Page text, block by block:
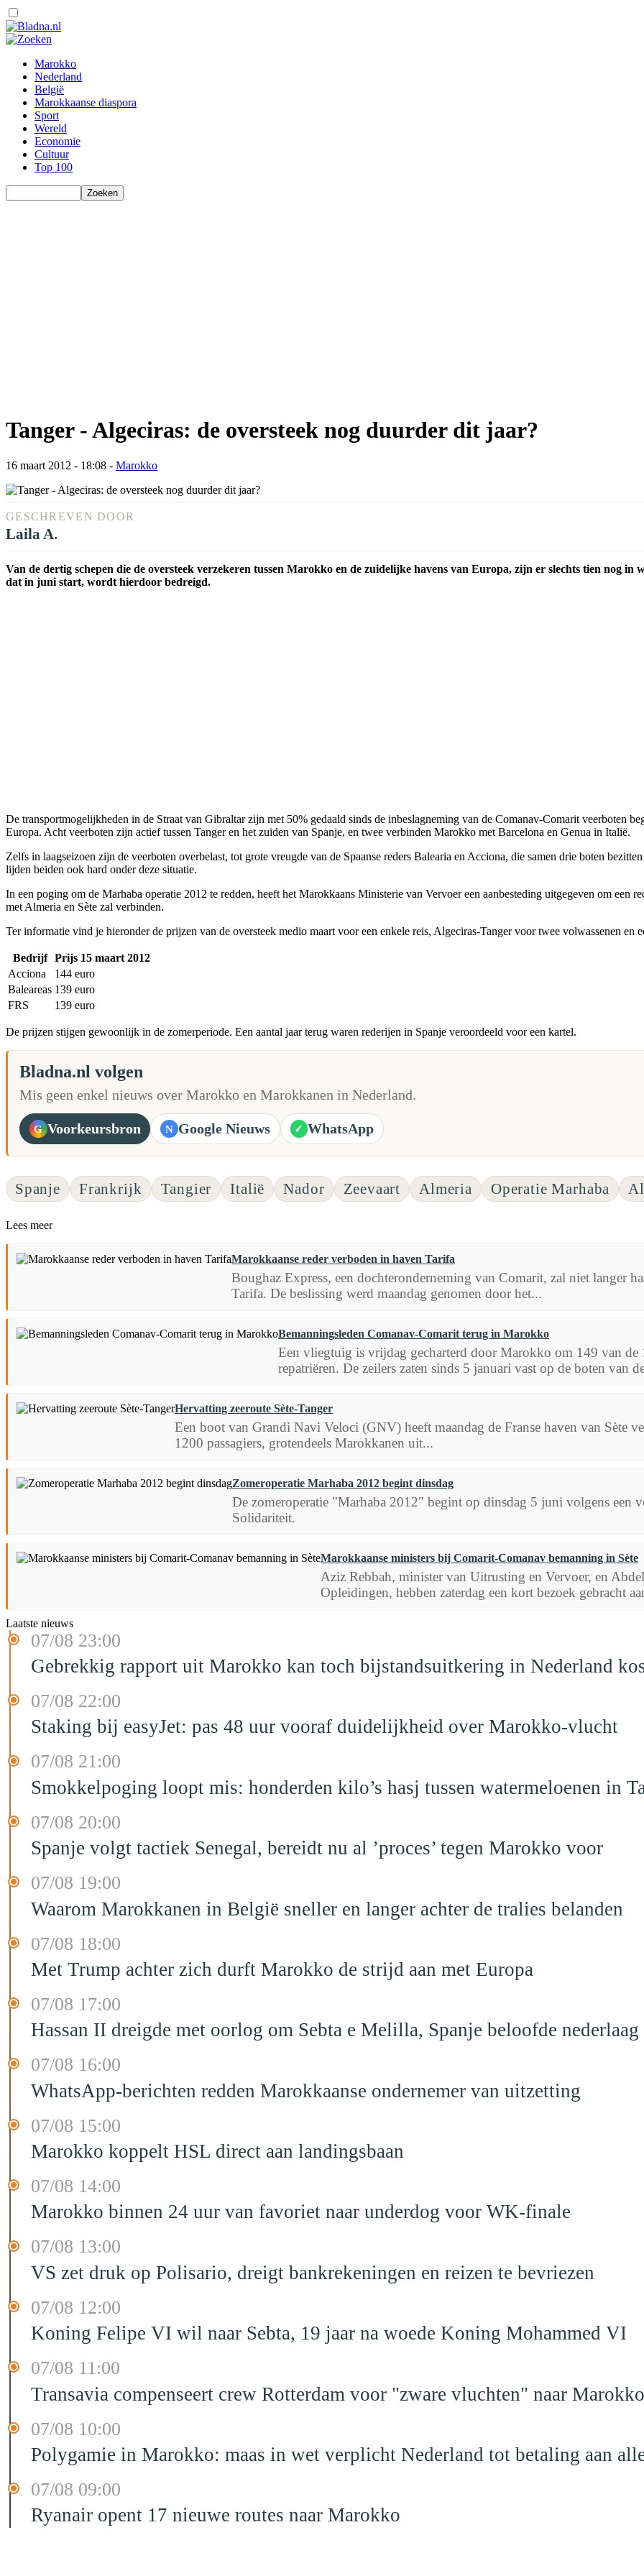
Marokko
Nederland
België
Marokkaanse diaspora
Sport
Wereld
Economie
Cultuur
Top 100
Tanger - Algeciras: de oversteek nog duurder dit jaar?
16 maart 2012 - 18:08 - Marokko
GESCHREVEN DOOR
Laila A.
Van de dertig schepen die de oversteek verzekeren tussen Marokko en de zuidelijke havens van Europa, zijn er slechts tien nog
dat in juni start, wordt hierdoor bedreigd.
De transportmogelijkheden in de Straat van Gibraltar zijn met 50% gedaald sinds de inbeslagneming van de Comanav-Comarit veerboten
Europa. Acht veerboten zijn actief tussen Tanger en het zuiden van Spanje, en twee verbinden Marokko met Barcelona en Genua in Italië.
Zelfs in laagseizoen zijn de veerboten overbelast, tot grote vreugde van de Spaanse reders Balearia en Acciona, die samen drie boten
lijden beiden ook hard onder deze situatie.
In een poging om de Marhaba operatie 2012 te redden, heeft het Marokkaans Ministerie van Vervoer een aanbesteding uitgegeven om een
met Almeria en Sète zal verbinden.
Ter informatie vind je hieronder de prijzen van de oversteek medio maart voor een enkele reis, Algeciras-Tanger voor twee volwassenen en
Bedrijf
Prijs 15 maart 2012
Acciona
144 euro
Baleareas 139 euro
FRS
139 euro
De prijzen stijgen gewoonlijk in de zomerperiode. Een aantal jaar terug waren rederijen in Spanje veroordeeld voor een kartel.
Bladna.nl volgen
Mis geen enkel nieuws over Marokko en Marokkanen in Nederland.
G Voorkeursbron N Google Nieuws ✓ WhatsApp
Spanje Frankrijk Tangier Italië Nador Zeevaart Almeria Operatie Marhaba
Lees meer
Marokkaanse reder verboden in haven Tarifa
Boughaz Express, een dochteronderneming van Comarit, zal niet langer
Tarifa. De beslissing werd maandag genomen door het...
Bemanningsleden Comanav-Comarit terug in Marokko
Een vliegtuig is vrijdag gecharterd door Marokko om 149 van de
repatriëren. De zeilers zaten sinds 5 januari vast op de boten van
Hervatting zeeroute Sète-Tanger
Een boot van Grandi Navi Veloci (GNV) heeft maandag de Franse haven van Sète
1200 passagiers, grotendeels Marokkanen uit...
Zomeroperatie Marhaba 2012 begint dinsdag
De zomeroperatie "Marhaba 2012" begint op dinsdag 5 juni volgens
Solidariteit.
Marokkaanse ministers bij Comarit-Comanav bemanning in Sète
Aziz Rebbah, minister van Uitrusting en Vervoer, en
Opleidingen, hebben zaterdag een kort bezoek gebracht
Laatste nieuws
07/08 23:00
Gebrekkig rapport uit Marokko kan toch bijstandsuitkering in Nederland
07/08 22:00
Staking bij easyJet: pas 48 uur vooraf duidelijkheid over Marokko-vlucht
07/08 21:00
Smokkelpoging loopt mis: honderden kilo’s hasj tussen watermeloenen in
07/08 20:00
Spanje volgt tactiek Senegal, bereidt nu al ’proces’ tegen Marokko voor
07/08 19:00
Waarom Marokkanen in België sneller en langer achter de tralies belanden
07/08 18:00
Met Trump achter zich durft Marokko de strijd aan met Europa
07/08 17:00
Hassan II dreigde met oorlog om Sebta e Melilla, Spanje beloofde nederlaag
07/08 16:00
WhatsApp-berichten redden Marokkaanse ondernemer van uitzetting
07/08 15:00
Marokko koppelt HSL direct aan landingsbaan
07/08 14:00
Marokko binnen 24 uur van favoriet naar underdog voor WK-finale
07/08 13:00
VS zet druk op Polisario, dreigt bankrekeningen en reizen te bevriezen
07/08 12:00
Koning Felipe VI wil naar Sebta, 19 jaar na woede Koning Mohammed VI
07/08 11:00
Transavia compenseert crew Rotterdam voor "zware vluchten" naar Marokko
07/08 10:00
Polygamie in Marokko: maas in wet verplicht Nederland tot betaling aan
07/08 09:00
Ryanair opent 17 nieuwe routes naar Marokko